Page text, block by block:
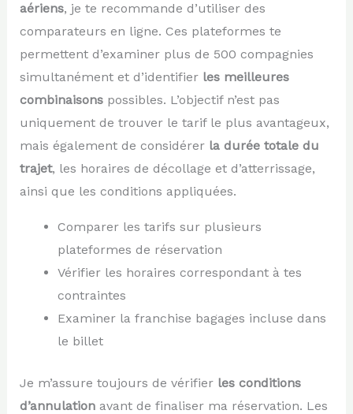
aériens, je te recommande d’utiliser des
comparateurs en ligne. Ces plateformes te
permettent d’examiner plus de 500 compagnies
simultanément et d’identifier les meilleures
combinaisonspossibles. L’objectif n’est pas
uniquement de trouver le tarif le plus avantageux,
mais également de considérer la durée totale du
trajet, les horaires de décollage et d’atterrissage,
ainsi que les conditions appliquées.
Comparer les tarifs sur plusieurs
plateformes de réservation
Vérifier les horaires correspondant à tes
contraintes
Examiner la franchise bagages incluse dans
le billet
Je m’assure toujours de vérifier les conditions
d’annulationavant de finaliser ma réservation. Les